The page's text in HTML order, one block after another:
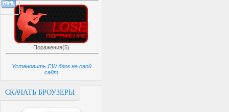
Поражения(5)
Установить CW блок на свой
сайт
СКАЧАТЬ БРОУЗЕРЫ